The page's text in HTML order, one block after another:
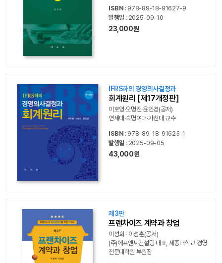
ISBN : 978-89-18-91627-9
발행일 : 2025-09-10
23,000원
IFRS하의 경영의사결정과
회계원리 [제17개정판]
이호영·오명전·윤인경(공저)
연세대·숙명여대·가천대 교수
ISBN : 978-89-18-91623-1
발행일 : 2025-09-05
43,000원
제3판
프랜차이즈 계약과 창업
이성희 · 이성훈(공저)
(주)에프엔씨컨설팅 대표, 세종대학교 경영
전문대학원 부원장